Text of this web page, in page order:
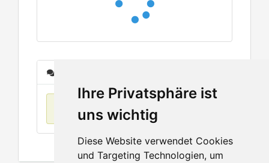
Ihre Privatsphäre ist
uns wichtig
Diese Website verwendet Cookies
und Targeting Technologien, um
Keine Einträge